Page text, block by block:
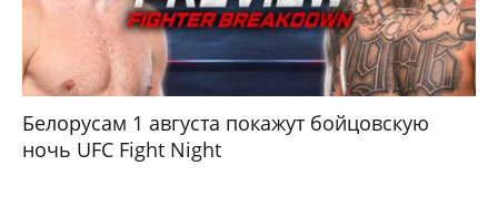
Белорусам 1 августа покажут бойцовскую
ночь UFC Fight Night